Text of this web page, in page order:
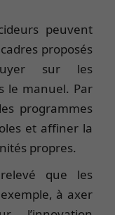
peuvent
proposés
sur les
le manuel. Par
programmes
et affiner la
propres.
que les
à axer